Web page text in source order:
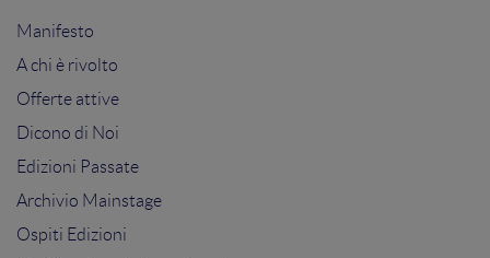
Manifesto
A chi è rivolto
Offerte attive
Dicono di Noi
Edizioni Passate
Archivio Mainstage
Ospiti Edizioni